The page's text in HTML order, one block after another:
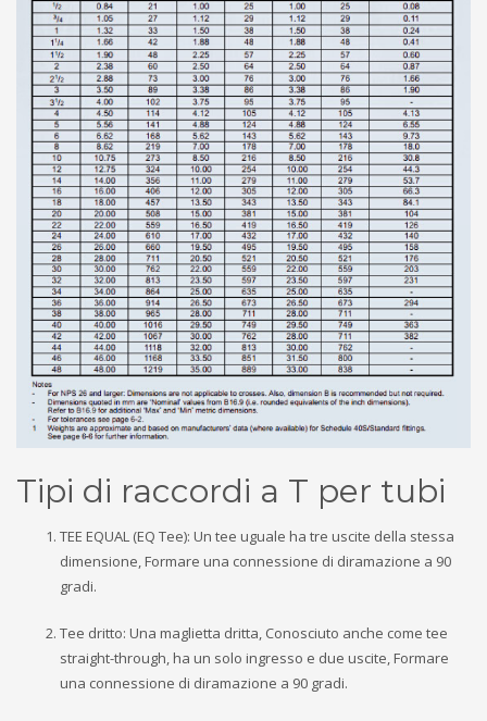
Tipi di raccordi a T per tubi
TEE EQUAL (EQ Tee): Un tee uguale ha tre uscite della stessa
dimensione, Formare una connessione di diramazione a 90
gradi.
Tee dritto: Una maglietta dritta, Conosciuto anche come tee
straight-through, ha un solo ingresso e due uscite, Formare
una connessione di diramazione a 90 gradi.